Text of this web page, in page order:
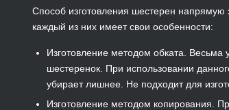
Способ изготовления шестерен напрямую
каждый из них имеет свои особенности:
Изготовление методом обката. Весьма
шестеренок. При использовании
убирает лишнее. Не подходит для
Изготовление методом копирования.